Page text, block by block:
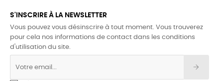
S'INSCRIRE À LA NEWSLETTER
Vous pouvez vous désinscrire à tout moment. Vous trouverez
pour cela nos informations de contact dans les conditions
d'utilisation du site.